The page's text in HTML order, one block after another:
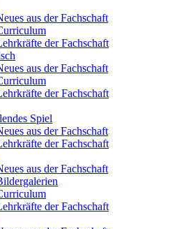
aus der Fachschaft
der Fachschaft
aus der Fachschaft
der Fachschaft
Spiel
aus der Fachschaft
der Fachschaft
aus der Fachschaft
der Fachschaft